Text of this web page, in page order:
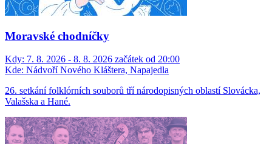
Moravské chodníčky
Kdy: 7. 8. 2026 - 8. 8. 2026 začátek od 20:00
Kde: Nádvoří Nového Kláštera, Napajedla
26. setkání folklórních souborů tří národopisných oblastí Slovácka,
Valašska a Hané.